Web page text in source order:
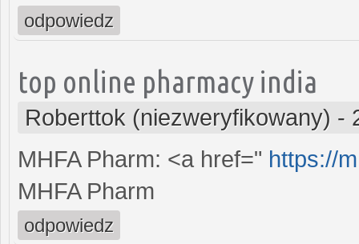
odpowiedz
top online pharmacy india
Roberttok (niezweryfikowany) -
MHFA Pharm: <a href=" https://
MHFA Pharm
odpowiedz